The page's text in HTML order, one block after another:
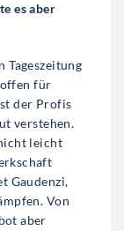
es aber
Tageszeitung
offen für
der Profis
verstehen.
leicht
Gaudenzi,
Von
aber